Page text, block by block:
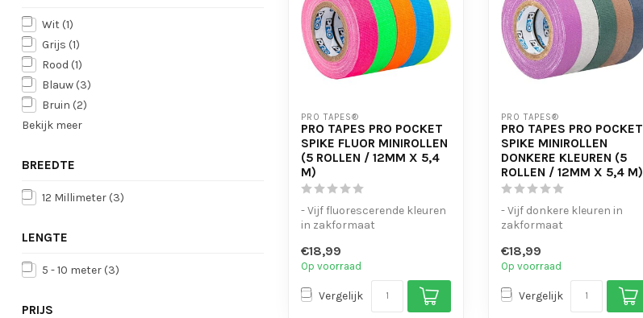
Wit (1)
Grijs (1)
Rood (1)
Blauw (3)
Bruin (2)
Bekijk meer
BREEDTE
12 Millimeter (3)
LENGTE
5 - 10 meter (3)
PRIJS
PRO TAPES®
PRO TAPES PRO POCKET
SPIKE FLUOR MINIROLLEN
(5 ROLLEN / 12MM X 5,4
M)
- Vijf fluorescerende kleuren
in zakformaat
kwalitei...
€18,99
Op voorraad
Vergelijk
PRO TAPES®
PRO TAPES PRO POCKET
SPIKE MINIROLLEN
DONKERE KLEUREN (5
ROLLEN / 12MM X 5,4 M)
- Vijf donkere kleuren in
zakformaat
kwaliteit
- Pe...
€18,99
Op voorraad
Vergelijk